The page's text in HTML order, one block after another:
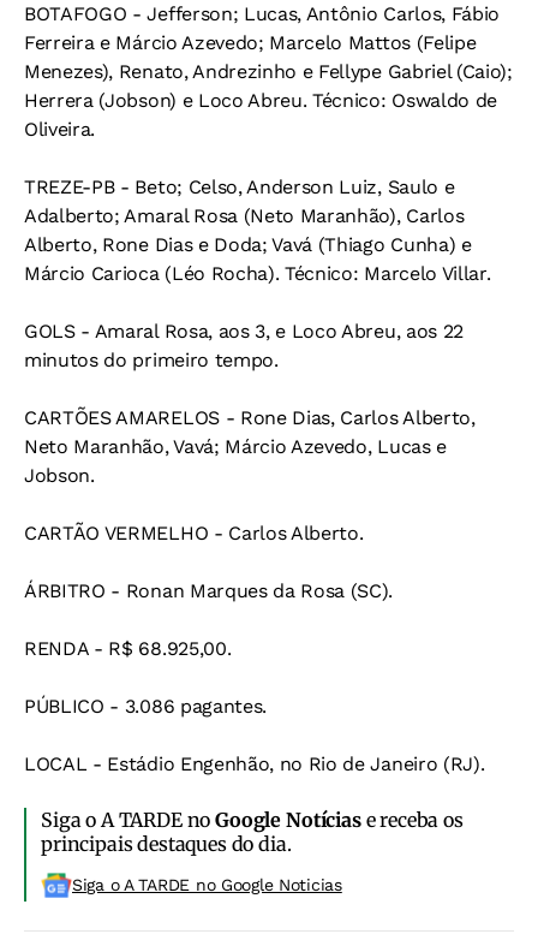
BOTAFOGO - Jefferson; Lucas, Antônio Carlos, Fábio
Ferreira e Márcio Azevedo; Marcelo Mattos (Felipe
Menezes), Renato, Andrezinho e Fellype Gabriel (Caio);
Herrera (Jobson) e Loco Abreu. Técnico: Oswaldo de
Oliveira.
TREZE-PB - Beto; Celso, Anderson Luiz, Saulo e
Adalberto; Amaral Rosa (Neto Maranhão), Carlos
Alberto, Rone Dias e Doda; Vavá (Thiago Cunha) e
Márcio Carioca (Léo Rocha). Técnico: Marcelo Villar.
GOLS - Amaral Rosa, aos 3, e Loco Abreu, aos 22
minutos do primeiro tempo.
CARTÕES AMARELOS - Rone Dias, Carlos Alberto,
Neto Maranhão, Vavá; Márcio Azevedo, Lucas e
Jobson.
CARTÃO VERMELHO - Carlos Alberto.
ÁRBITRO - Ronan Marques da Rosa (SC).
RENDA - R$ 68.925,00.
PÚBLICO - 3.086 pagantes.
LOCAL - Estádio Engenhão, no Rio de Janeiro (RJ).
Siga o A TARDE noGoogle Notíciase receba os
principais destaques do dia.
Siga o A TARDE no Google Noticias